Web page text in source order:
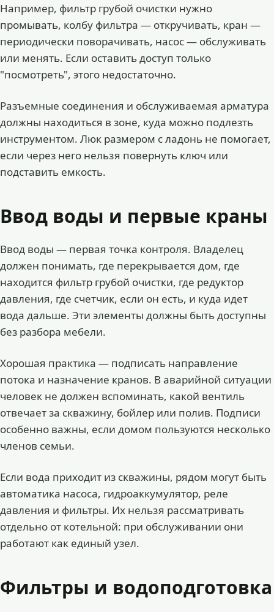
Например, фильтр грубой очистки нужно
промывать, колбу фильтра — откручивать, кран —
периодически поворачивать, насос — обслуживать
или менять. Если оставить доступ только
"посмотреть", этого недостаточно.
Разъемные соединения и обслуживаемая арматура
должны находиться в зоне, куда можно подлезть
инструментом. Люк размером с ладонь не помогает,
если через него нельзя повернуть ключ или
подставить емкость.
Ввод воды и первые краны
Ввод воды — первая точка контроля. Владелец
должен понимать, где перекрывается дом, где
находится фильтр грубой очистки, где редуктор
давления, где счетчик, если он есть, и куда идет
вода дальше. Эти элементы должны быть доступны
без разбора мебели.
Хорошая практика — подписать направление
потока и назначение кранов. В аварийной ситуации
человек не должен вспоминать, какой вентиль
отвечает за скважину, бойлер или полив. Подписи
особенно важны, если домом пользуются несколько
членов семьи.
Если вода приходит из скважины, рядом могут быть
автоматика насоса, гидроаккумулятор, реле
давления и фильтры. Их нельзя рассматривать
отдельно от котельной: при обслуживании они
работают как единый узел.
Фильтры и водоподготовка